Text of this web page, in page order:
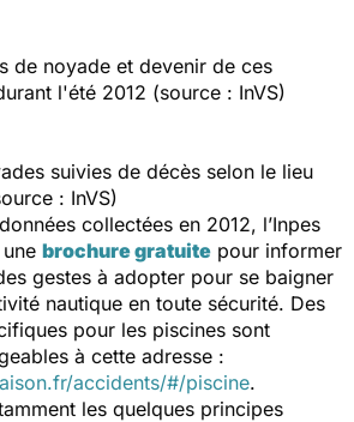
de noyade et devenir de ces
l'été 2012 (source : InVS)
suivies de décès selon le lieu
: InVS)
collectées en 2012, l’Inpes
brochure gratuite pour informer
gestes à adopter pour se baigner
nautique en toute sécurité. Des
pour les piscines sont
à cette adresse :
accidents/#/piscine.
les quelques principes